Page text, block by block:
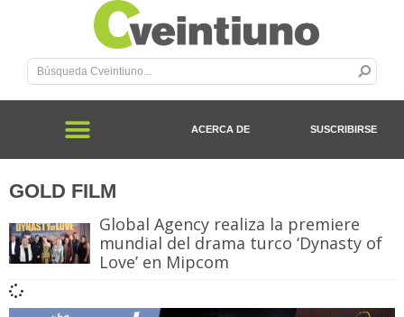
ACERCA DE SUSCRIBIRSE
GOLD FILM
Global Agency realiza la premiere
mundial del drama turco ‘Dynasty of
Love’ en Mipcom